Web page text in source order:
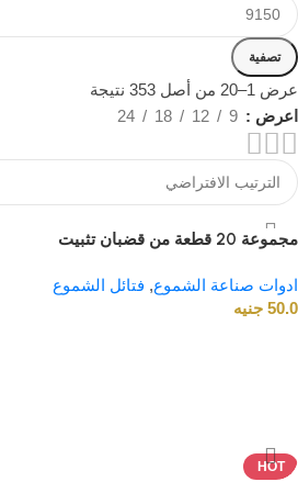
تصفية
عرض 1–20 من أصل 353 نتيجة
اعرض
9
12
18
24
مجموعة 20 قطعة من قضبان تثبيت
ادوات صناعة الشموع, فتائل الشموع
50.0 جنيه
HOT